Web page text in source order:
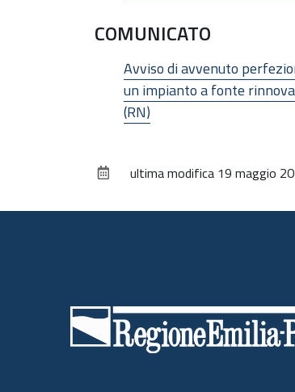
COMUNICATO
Avviso di avvenuto
un impianto a fonte
(RN)
ultima modifica 19 maggio